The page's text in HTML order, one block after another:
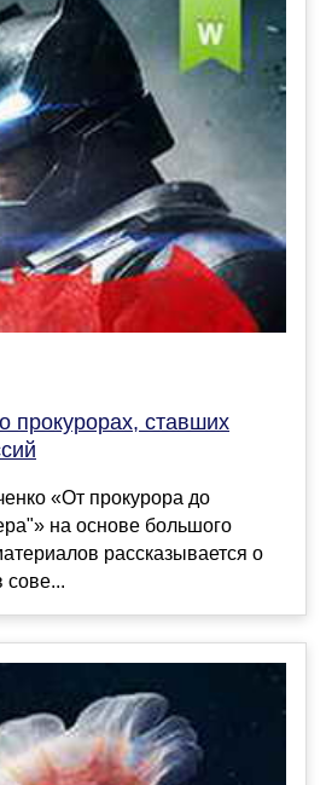
прокурорах, ставших
«От прокурора до
на основе большого
рассказывается о
сове...